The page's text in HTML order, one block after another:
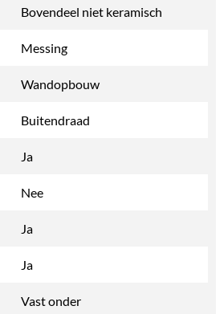
Bovendeel niet keramisch
Messing
Wandopbouw
Buitendraad
Ja
Nee
Ja
Ja
Vast onder